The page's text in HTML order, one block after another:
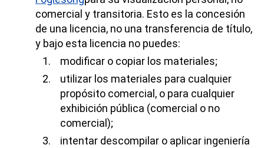
comercial y transitoria. Esto es la concesión
de una licencia, no una transferencia de título,
y bajo esta licencia no puedes:
modificar o copiar los materiales;
utilizar los materiales para cualquier
propósito comercial, o para cualquier
exhibición pública (comercial o no
comercial);
intentar descompilar o aplicar ingeniería